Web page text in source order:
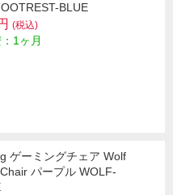
BLUE
(税込)
1ヶ月
ゲーミングチェア Wolf
パープル WOLF-